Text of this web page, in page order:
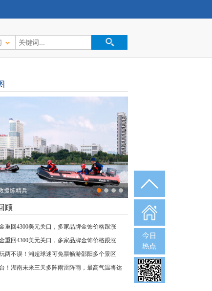
援练精兵
顾
重回4300美元关口，多家品牌金饰价格跟涨
重回4300美元关口，多家品牌金饰价格跟涨
两不误！湘超球迷可免票畅游邵阳多个景区
！湖南未来三天多阵雨雷阵雨，最高气温将达